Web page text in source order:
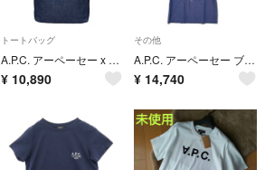
トートバッグ
A.P.C. アーペーセー x Sacai サカイ Holly リバーシブル
¥ 10,890
その他
A.P.C. アーペーセー ブルー ストライプ Millie ロングシャツワンピース 36
¥ 14,740